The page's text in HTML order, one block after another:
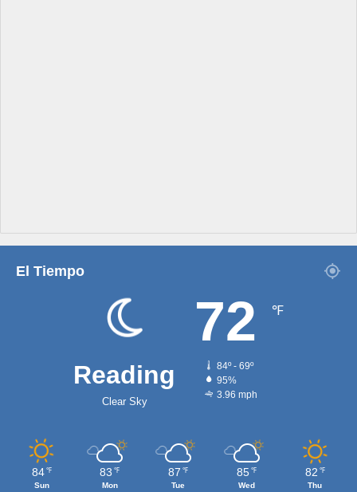
El Tiempo
Reading
Clear Sky
72 ℉
84º - 69º
95%
3.96 mph
84 ℉
Sun
83 ℉
Mon
87 ℉
Tue
85 ℉
Wed
82 ℉
Thu